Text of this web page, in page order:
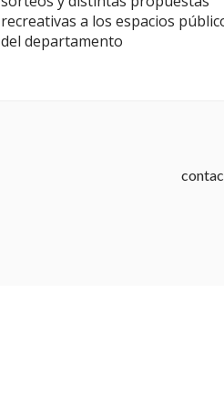
recreativas a los espacios
del departamento